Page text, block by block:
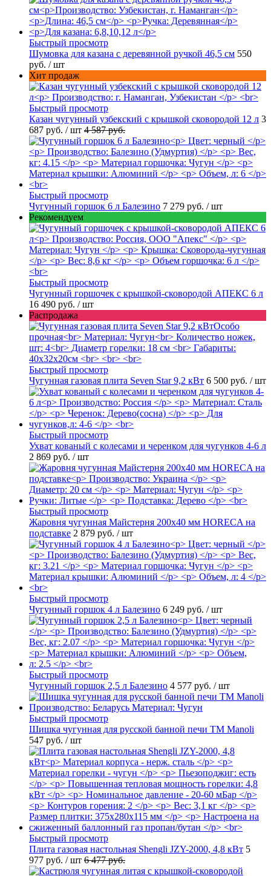
Быстрый просмотр
Шумовка для казана с деревянной ручкой 46,5 см 550
руб. / шт
Хит продаж
Быстрый просмотр
Казан чугунный узбекский с крышкой сковородой 12 л 3
687 руб. / шт 4 587 руб.
Быстрый просмотр
Чугунный горшок 6 л Балезино 7 279 руб. / шт
Рекомендуем
Быстрый просмотр
Чугунный горшочек с крышкой-сковородой АПЕКС 6 л
16 490 руб. / шт
Распродажа
Быстрый просмотр
Чугунная газовая плита Seven Star 9,2 кВт 6 500 руб. / шт
Быстрый просмотр
Ухват кованый с колесами и черенком для чугунков 4-6 л
2 869 руб. / шт
Быстрый просмотр
Жаровня чугунная Майстерня 200х40 мм HORECA на
подставке 2 879 руб. / шт
Быстрый просмотр
Чугунный горшок 4 л Балезино 6 249 руб. / шт
Быстрый просмотр
Чугунный горшок 2,5 л Балезино 4 577 руб. / шт
Быстрый просмотр
Шишка чугунная для русской банной печи ТМ Manoli
547 руб. / шт
Быстрый просмотр
Плита газовая настольная Shengli JZY-2000, 4,8 кВт 5
977 руб. / шт 6 477 руб.